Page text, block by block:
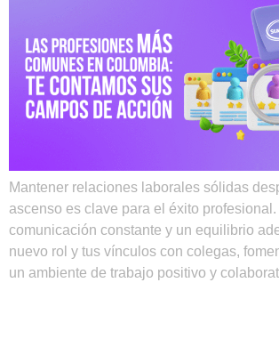
Mantener relaciones laborales sólidas
ascenso es clave para el éxito
comunicación constante y un equilibrio
nuevo rol y tus vínculos con colegas,
un ambiente de trabajo positivo y